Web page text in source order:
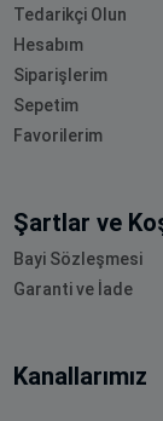
Tedarikçi Olun
Hesabım
Siparişlerim
Sepetim
Favorilerim
Şartlar ve
Bayi Sözleşmesi
Garanti ve İade
Kanallarımız